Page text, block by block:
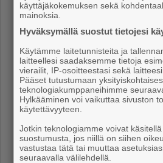
Eu­roo­pan suun­nal­ta on tul­lut
– Olem­me nyt aset­tu­neet
ky­lään. Em­me ha­lua läh­teä 2,5-
maa­il­mal­le vain sen ta­kia, et­tä
ul­ko­mail­la. Olen si­tou­tu­nut nyt
kel­tä Suo­mea on
roi­da, sa­noo Tu­pa­mä­ki.
käyttäjäkokemuksen sekä
mainoksia.
Hyväksymällä suostut tietojesi
Käytämme laitetunnisteita ja
laitteellesi saadaksemme tietoja
vierailit, IP-osoitteestasi sekä
Pääset tutustumaan
teknologiakumppaneihimme
Hylkääminen voi vaikuttaa sivuston
käytettävyyteen.
Jotkin teknologiamme voivat
suostumusta, jos niillä on siihen
vastustaa tätä tai muuttaa
seuraavalla välilehdellä.